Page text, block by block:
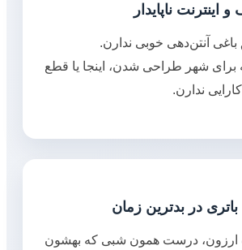
اینترنت ناپایدار
آنتن‌دهی خوبی ندارن.
شهر طراحی شدن، اینجا یا قطع
ندارن.
در بدترین زمان
ارزون، درست همون شبی که بهشون